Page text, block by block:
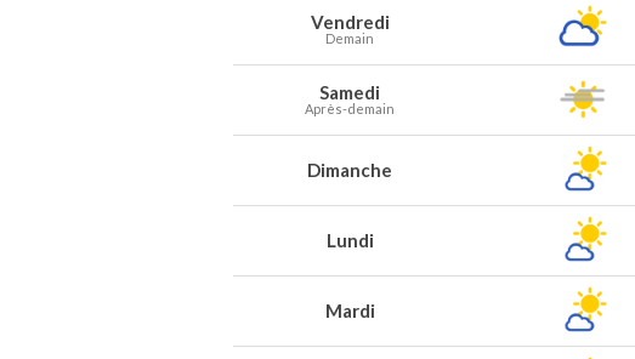
Prévisions météo à Aniche pour les 7 prochains
Météo Températures Précipitations
Vendredi
Demain
Samedi
Après-demain
Dimanche
Lundi
Mardi